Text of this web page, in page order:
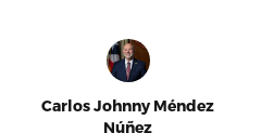
Carlos Johnny Méndez
Núñez